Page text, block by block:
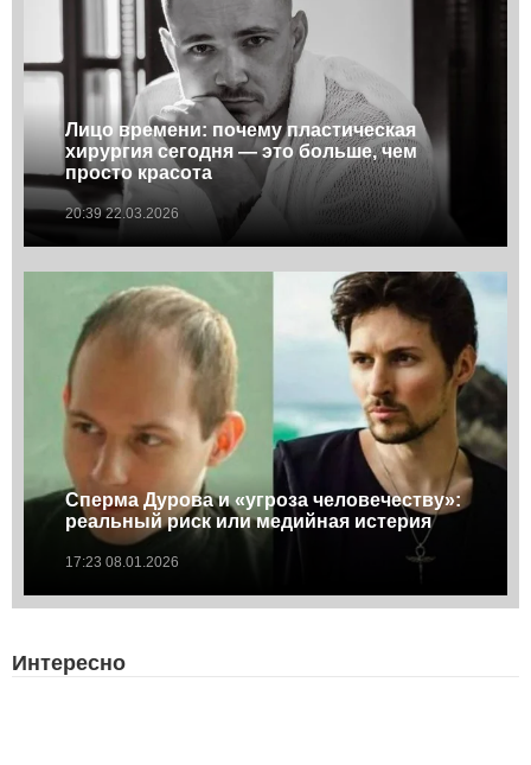
Лицо времени: почему пластическая
хирургия сегодня — это больше, чем
просто красота
20:39 22.03.2026
Сперма Дурова и «угроза человечеству»:
реальный риск или медийная истерия
17:23 08.01.2026
Интересно